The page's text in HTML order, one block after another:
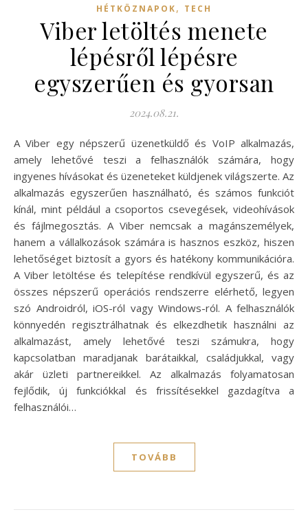
HÉTKÖZNAPOK, TECH
Viber letöltés menete
lépésről lépésre
egyszerűen és gyorsan
2024.08.21.
A Viber egy népszerű üzenetküldő és VoIP alkalmazás,
amely lehetővé teszi a felhasználók számára, hogy
ingyenes hívásokat és üzeneteket küldjenek világszerte. Az
alkalmazás egyszerűen használható, és számos funkciót
kínál, mint például a csoportos csevegések, videohívások
és fájlmegosztás. A Viber nemcsak a magánszemélyek,
hanem a vállalkozások számára is hasznos eszköz, hiszen
lehetőséget biztosít a gyors és hatékony kommunikációra.
A Viber letöltése és telepítése rendkívül egyszerű, és az
összes népszerű operációs rendszerre elérhető, legyen
szó Androidról, iOS-ról vagy Windows-ról. A felhasználók
könnyedén regisztrálhatnak és elkezdhetik használni az
alkalmazást, amely lehetővé teszi számukra, hogy
kapcsolatban maradjanak barátaikkal, családjukkal, vagy
akár üzleti partnereikkel. Az alkalmazás folyamatosan
fejlődik, új funkciókkal és frissítésekkel gazdagítva a
felhasználói…
TOVÁBB